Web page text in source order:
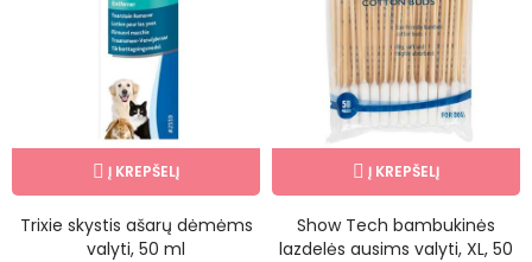
Į KREPŠELĮ
Trixie skystis ašarų dėmėms
valyti, 50 ml
Į KREPŠELĮ
Show Tech bambukinės
lazdelės ausims valyti, XL, 50